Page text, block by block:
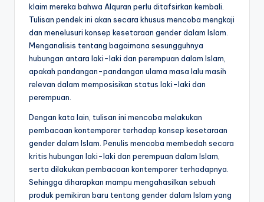
klaim mereka bahwa Alquran perlu ditafsirkan kembali.
Tulisan pendek ini akan secara khusus mencoba mengkaji
dan menelusuri konsep kesetaraan gender dalam Islam.
Menganalisis tentang bagaimana sesungguhnya
hubungan antara laki-laki dan perempuan dalam Islam,
apakah pandangan-pandangan ulama masa lalu masih
relevan dalam memposisikan status laki-laki dan
perempuan.
Dengan kata lain, tulisan ini mencoba melakukan
pembacaan kontemporer terhadap konsep kesetaraan
gender dalam Islam. Penulis mencoba membedah secara
kritis hubungan laki-laki dan perempuan dalam Islam,
serta dilakukan pembacaan kontemporer terhadapnya.
Sehingga diharapkan mampu mengahasilkan sebuah
produk pemikiran baru tentang gender dalam Islam yang